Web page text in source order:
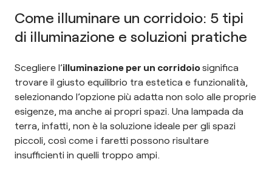
Come illuminare un corridoio: 5 tipi
di illuminazione e soluzioni pratiche
Scegliere l’illuminazione per un corridoiosignifica
trovare il giusto equilibrio tra estetica e funzionalità,
selezionando l’opzione più adatta non solo alle proprie
esigenze, ma anche ai propri spazi. Una lampada da
terra, infatti, non è la soluzione ideale per gli spazi
piccoli, così come i faretti possono risultare
insufficienti in quelli troppo ampi.